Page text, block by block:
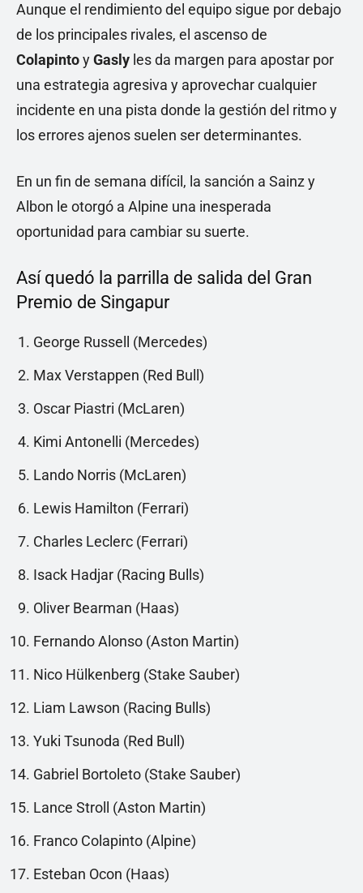
Aunque el rendimiento del equipo sigue por debajo
de los principales rivales, el ascenso de
ColapintoyGasly les da margen para apostar por
una estrategia agresiva y aprovechar cualquier
incidente en una pista donde la gestión del ritmo y
los errores ajenos suelen ser determinantes.
En un fin de semana difícil, la sanción a Sainz y
Albon le otorgó a Alpine una inesperada
oportunidad para cambiar su suerte.
Así quedó la parrilla de salida del Gran
Premio de Singapur
George Russell (Mercedes)
Max Verstappen (Red Bull)
Oscar Piastri (McLaren)
Kimi Antonelli (Mercedes)
Lando Norris (McLaren)
Lewis Hamilton (Ferrari)
Charles Leclerc (Ferrari)
Isack Hadjar (Racing Bulls)
Oliver Bearman (Haas)
Fernando Alonso (Aston Martin)
Nico Hülkenberg (Stake Sauber)
Liam Lawson (Racing Bulls)
Yuki Tsunoda (Red Bull)
Gabriel Bortoleto (Stake Sauber)
Lance Stroll (Aston Martin)
Franco Colapinto (Alpine)
Esteban Ocon (Haas)